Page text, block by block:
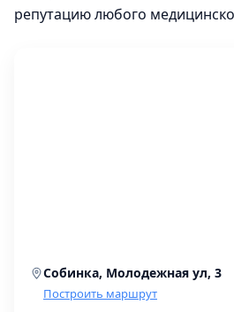
репутацию любого
Собинка, Молодежная ул, 3
Построить маршрут